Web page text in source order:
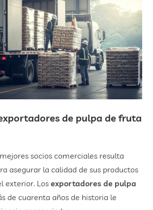
de pulpa de fruta
socios comerciales resulta
asegurar la calidad de sus productos
exterior. Losexportadores de pulpa
de cuarenta años de historia le